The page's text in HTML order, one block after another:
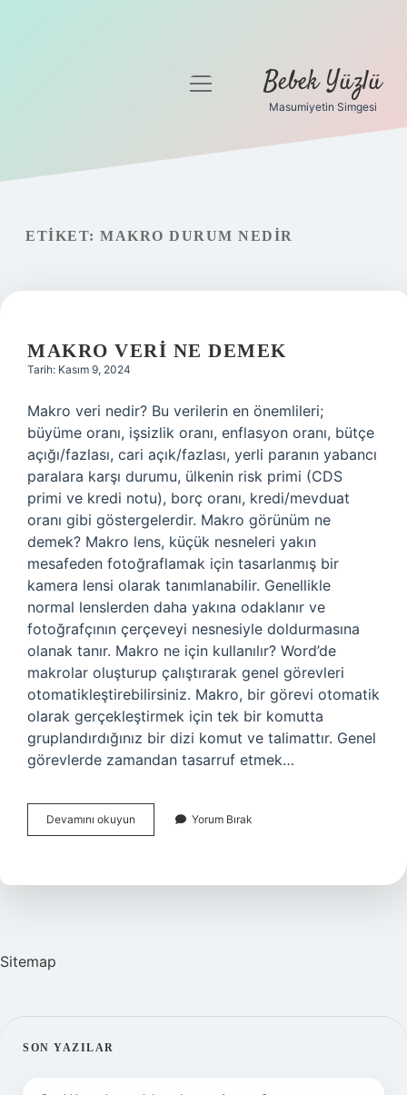
Gizlilik Politikası
menüyü
Bebek Yüzlü
Masumiyetin Simgesi
ETIKET: MAKRO DURUM NEDIR
MAKRO VERI NE DEMEK
Tarih: Kasım 9, 2024
Makro veri nedir? Bu verilerin en önemlileri;
büyüme oranı, işsizlik oranı, enflasyon oranı, bütçe
açığı/fazlası, cari açık/fazlası, yerli paranın yabancı
paralara karşı durumu, ülkenin risk primi (CDS
primi ve kredi notu), borç oranı, kredi/mevduat
oranı gibi göstergelerdir. Makro görünüm ne
demek? Makro lens, küçük nesneleri yakın
mesafeden fotoğraflamak için tasarlanmış bir
kamera lensi olarak tanımlanabilir. Genellikle
normal lenslerden daha yakına odaklanır ve
fotoğrafçının çerçeveyi nesnesiyle doldurmasına
olanak tanır. Makro ne için kullanılır? Word’de
makrolar oluşturup çalıştırarak genel görevleri
otomatikleştirebilirsiniz. Makro, bir görevi otomatik
olarak gerçekleştirmek için tek bir komutta
gruplandırdığınız bir dizi komut ve talimattır. Genel
görevlerde zamandan tasarruf etmek…
Devamını okuyun
Veri
Yorum Bırak
Sitemap
SIDEBAR
SON YAZILAR